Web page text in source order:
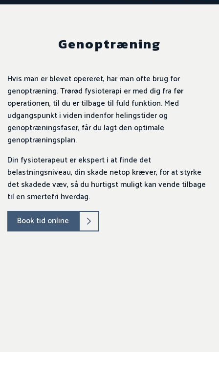
Genoptræning
Hvis man er blevet opereret, har man ofte brug for
genoptræning. Trørød fysioterapi er med dig fra før
operationen, til du er tilbage til fuld funktion. Med
udgangspunkt i viden indenfor helingstider og
genoptræningsfaser, får du lagt den optimale
genoptræningsplan.
Din fysioterapeut er ekspert i at finde det
belastningsniveau, din skade netop kræver, for at styrke
det skadede væv, så du hurtigst muligt kan vende tilbage
til en smertefri hverdag.
Book tid online